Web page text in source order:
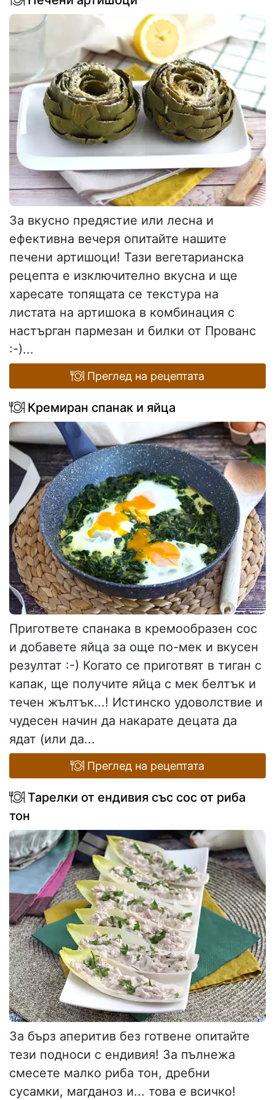
За вкусно предястие или лесна и
ефективна вечеря опитайте нашите
печени артишоци! Тази вегетарианска
рецепта е изключително вкусна и ще
харесате топящата се текстура на
листата на артишока в комбинация с
настърган пармезан и билки от Прованс
:-)...
Преглед на рецептата
Кремиран спанак и яйца
Пригответе спанака в кремообразен сос
и добавете яйца за още по-мек и вкусен
резултат :-) Когато се приготвят в тиган с
капак, ще получите яйца с мек белтък и
течен жълтък...! Истинско удоволствие и
чудесен начин да накарате децата да
ядат (или да...
Преглед на рецептата
Тарелки от ендивия със сос от риба
тон
За бърз аперитив без готвене опитайте
тези подноси с ендивия! За пълнежа
смесете малко риба тон, дребни
сусамки, магданоз и... това е всичко!